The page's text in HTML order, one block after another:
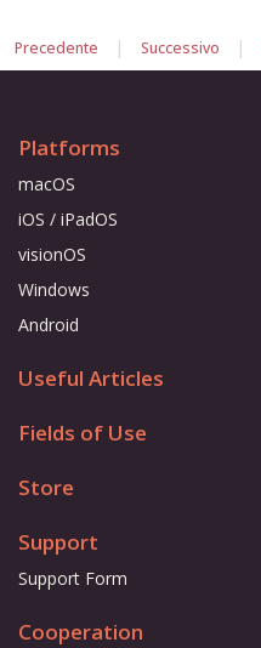
Precedente | Successivo |
Platforms
macOS
iOS / iPadOS
visionOS
Windows
Android
Useful Articles
Fields of Use
Store
Support
Support Form
Cooperation